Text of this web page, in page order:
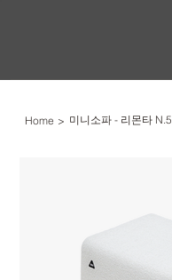
Home > 미니소파 - 리몬타 N.5